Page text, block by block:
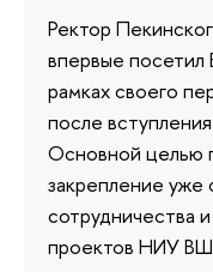
Ректор
впервые
рамках своего
после
Основной целью
закрепление уже
сотрудничества
проектов НИУ